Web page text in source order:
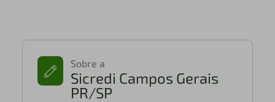
Sobre a
Sicredi Campos Gerais
PR/SP